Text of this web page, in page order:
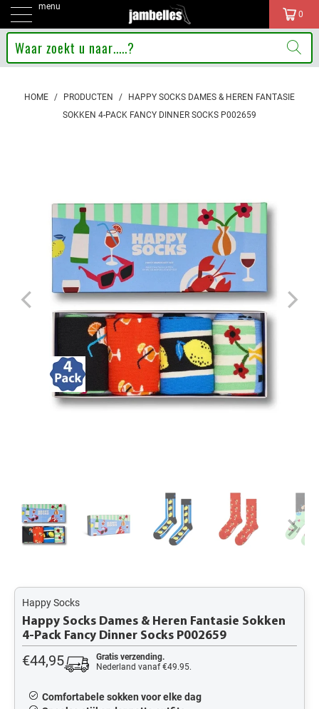
menu
0
HOME / PRODUCTEN /
HAPPY SOCKS DAMES & HEREN FANTASIE
SOKKEN 4-PACK FANCY DINNER SOCKS P002659
Happy Socks
Happy Socks Dames & Heren Fantasie Sokken
4-Pack Fancy Dinner Socks P002659
€44,95
Gratis verzending.
Nederland vanaf €49.95.
Comfortabele sokken voor elke dag